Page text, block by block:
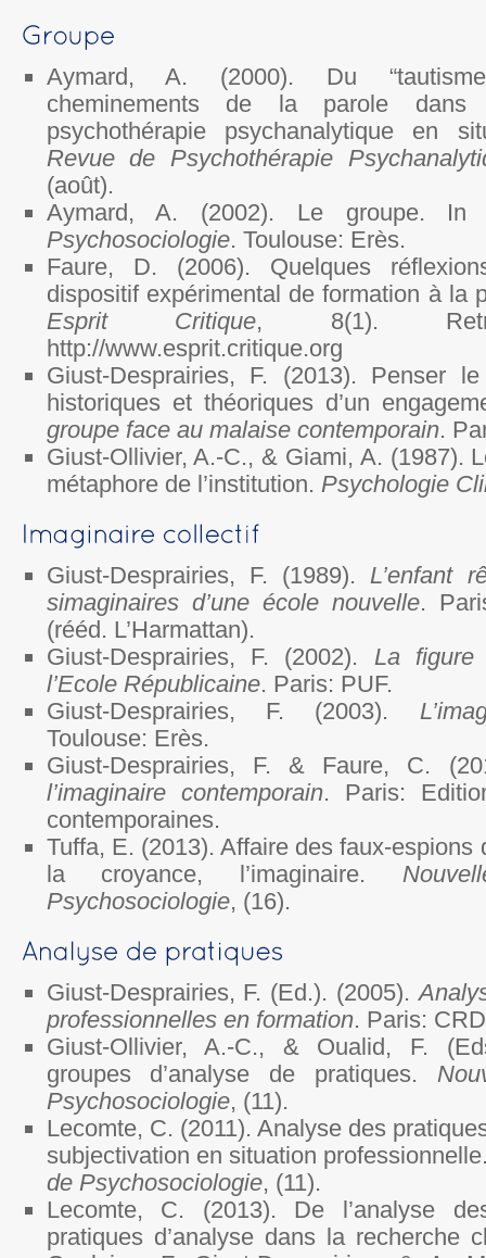
Aymard, A. (2000). Du
cheminements de la parole
psychothérapie psychanalytique en
Revue de Psychothérapie
(août).
Aymard, A. (2002). Le groupe.
Psychosociologie. Toulouse: Erès.
Faure, D. (2006). Quelques
dispositif expérimental de formation à la
Esprit Critique, 8(1).
http://www.esprit.critique.org
Giust-Desprairies, F. (2013). Penser
historiques et théoriques d’un
groupe face au malaise contemporain.
Giust-Ollivier, A.-C., & Giami, A. (1987).
métaphore de l’institution. Psychologie
Giust-Desprairies, F. (1989).L’enfant
simaginaires d’une école nouvelle.
(rééd. L’Harmattan).
Giust-Desprairies, F. (2002). La figure
l’Ecole Républicaine. Paris: PUF.
Giust-Desprairies, F. (2003).
Toulouse: Erès.
Giust-Desprairies, F. & Faure, C.
l’imaginaire contemporain. Paris:
contemporaines.
Tuffa, E. (2013). Affaire des faux-espions
la croyance, l’imaginaire.
Psychosociologie, (16).
Giust-Desprairies, F. (Ed.). (2005).
professionnelles en formation. Paris:
Giust-Ollivier, A.-C., & Oualid, F.
groupes d’analyse de pratiques.
Psychosociologie, (11).
Lecomte, C. (2011). Analyse des
subjectivation en situation
de Psychosociologie, (11).
Lecomte, C. (2013). De l’analyse
pratiques d’analyse dans la recherche